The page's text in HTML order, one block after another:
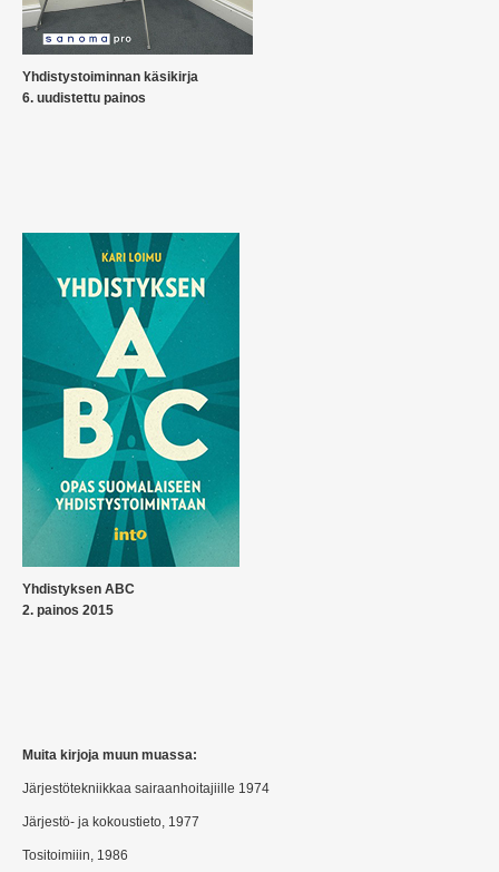
Yhdistystoiminnan käsikirja
6. uudistettu painos
Yhdistyksen ABC
2. painos 2015
Muita kirjoja muun muassa:
Järjestötekniikkaa sairaanhoitajiille 1974
Järjestö- ja kokoustieto, 1977
Tositoimiiin, 1986